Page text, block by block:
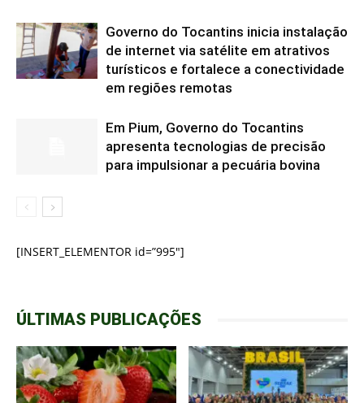
Governo do Tocantins inicia instalação
de internet via satélite em atrativos
turísticos e fortalece a conectividade
em regiões remotas
Em Pium, Governo do Tocantins
apresenta tecnologias de precisão
para impulsionar a pecuária bovina
[INSERT_ELEMENTOR id=”995″]
ÚLTIMAS PUBLICAÇÕES